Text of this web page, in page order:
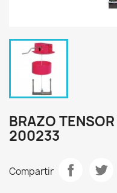
BRAZO
200233
Compartir